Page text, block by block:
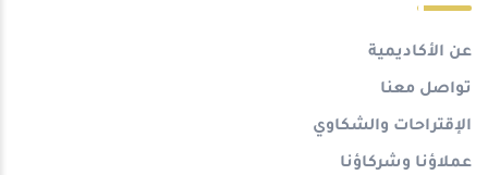
عن الأكاديمية
تواصل معنا
الإقتراحات والشكاوي
عملاؤنا وشركاؤنا